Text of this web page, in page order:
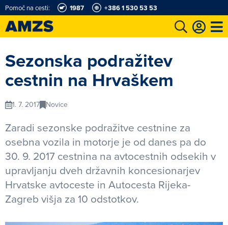
Pomoč na cesti: 1987 +386 1 530 53 53
Sezonska podražitev
cestnin na Hrvaškem
1. 7. 2017 Novice
Zaradi sezonske podražitve cestnine za
osebna vozila in motorje je od danes pa do
30. 9. 2017 cestnina na avtocestnih odsekih v
upravljanju dveh državnih koncesionarjev
Hrvatske avtoceste in Autocesta Rijeka-
Zagreb višja za 10 odstotkov.